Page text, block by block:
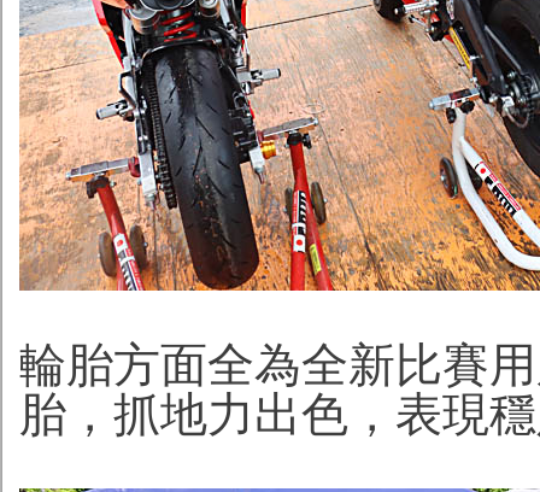
輪胎方面全為全新比賽
胎，抓地力出色，表現